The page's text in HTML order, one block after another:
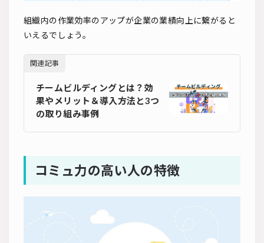
組織内の作業効率のアップが企業の業績向上に繋がると
いえるでしょう。
関連記事
チームビルディングとは？効
果やメリット＆導入方法と3つ
の取り組み事例
コミュ力の高い人の特徴